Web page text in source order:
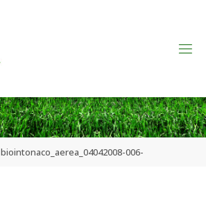
biointonaco_aerea_04042008-006-